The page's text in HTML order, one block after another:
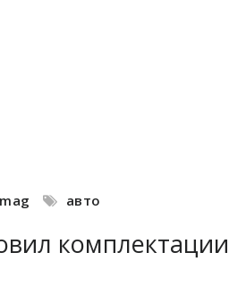
авто
комплектации